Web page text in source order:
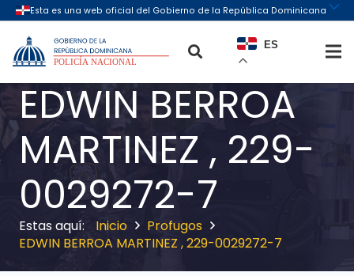
ES
EDWIN BERROA
MARTINEZ , 229-
0029272-7
Inicio
Profugos
EDWIN BERROA MARTINEZ , 229-0029272-7